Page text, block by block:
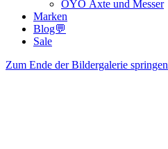
OYO Äxte und Messer
Marken
Blog💬
Sale
Zum Ende der Bildergalerie springen